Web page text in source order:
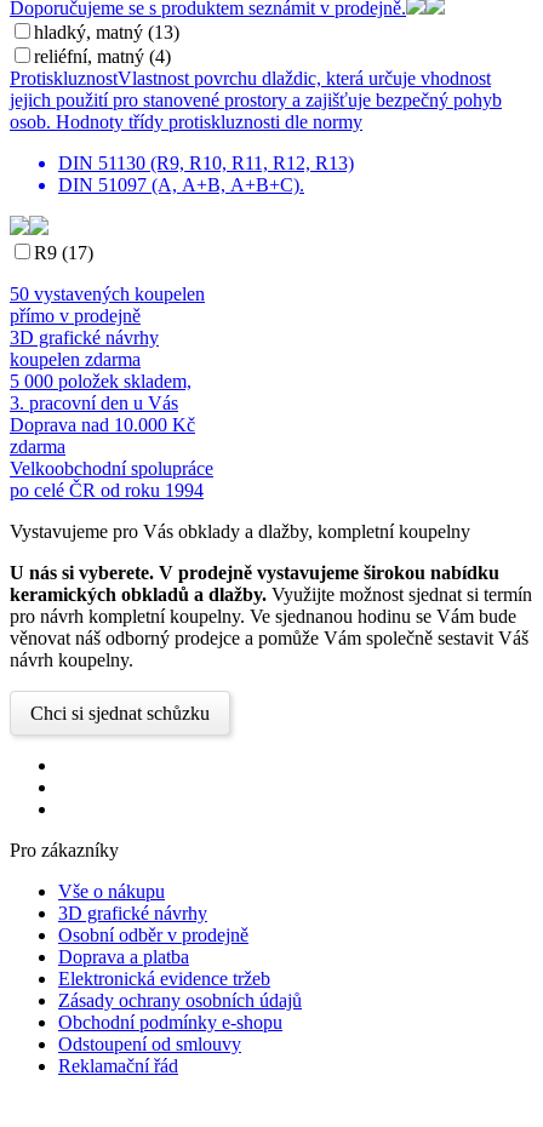
Doporučujeme se s produktem seznámit v prodejně.
hladký, matný (13)
reliéfní, matný (4)
ProtiskluznostVlastnost povrchu dlaždic, která určuje vhodnost
jejich použití pro stanovené prostory a zajišťuje bezpečný pohyb
osob. Hodnoty třídy protiskluznosti dle normy
DIN 51130 (R9, R10, R11, R12, R13)
DIN 51097 (A, A+B, A+B+C).
R9 (17)
50 vystavených koupelen
přímo v prodejně
3D grafické návrhy
koupelen zdarma
5 000 položek skladem,
3. pracovní den u Vás
Doprava nad 10.000 Kč
zdarma
Velkoobchodní spolupráce
po celé ČR od roku 1994
Vystavujeme pro Vás obklady a dlažby, kompletní koupelny
U nás si vyberete. V prodejně vystavujeme širokou nabídku
keramických obkladů a dlažby. Využijte možnost sjednat si termín
pro návrh kompletní koupelny. Ve sjednanou hodinu se Vám bude
věnovat náš odborný prodejce a pomůže Vám společně sestavit Váš
návrh koupelny.
Chci si sjednat schůzku
Pro zákazníky
Vše o nákupu
3D grafické návrhy
Osobní odběr v prodejně
Doprava a platba
Elektronická evidence tržeb
Zásady ochrany osobních údajů
Obchodní podmínky e-shopu
Odstoupení od smlouvy
Reklamační řád